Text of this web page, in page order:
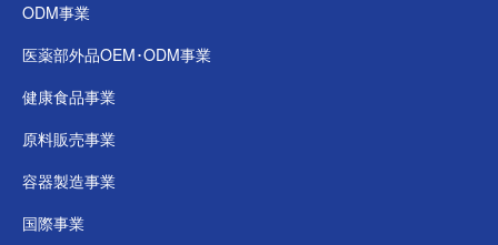
ODM事業
医薬部外品OEM･ODM事業
健康食品事業
原料販売事業
容器製造事業
国際事業